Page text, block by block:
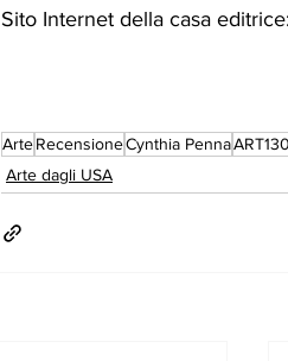
Sito Internet della casa editrice:
ArteRecensioneCynthia Penna
Arte dagli USA